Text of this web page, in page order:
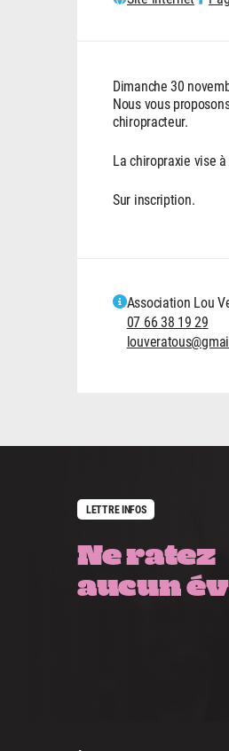
Dimanche 30
Nous vous
chiropracteur.
La chiropraxie vise
Sur inscription.
Association Lou
07 66 38 19 29
LETTRE INFOS
Ne ratez
aucun